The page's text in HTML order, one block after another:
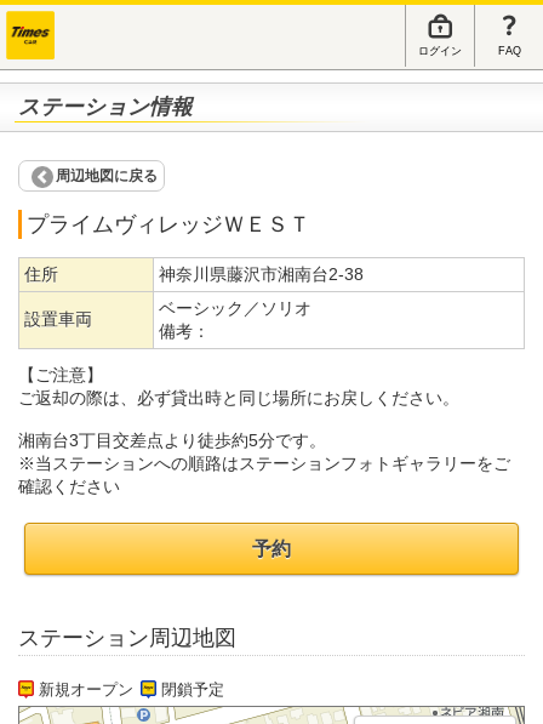
ログイン FAQ
ステーション情報
周辺地図に戻る
プライムヴィレッジＷＥＳＴ
住所 神奈川県藤沢市湘南台2-38
設置車両
ベーシック／ソリオ
備考：
【ご注意】
ご返却の際は、必ず貸出時と同じ場所にお戻しください。
湘南台3丁目交差点より徒歩約5分です。
※当ステーションへの順路はステーションフォトギャラリーをご
確認ください
予約
ステーション周辺地図
新規オープン 閉鎖予定